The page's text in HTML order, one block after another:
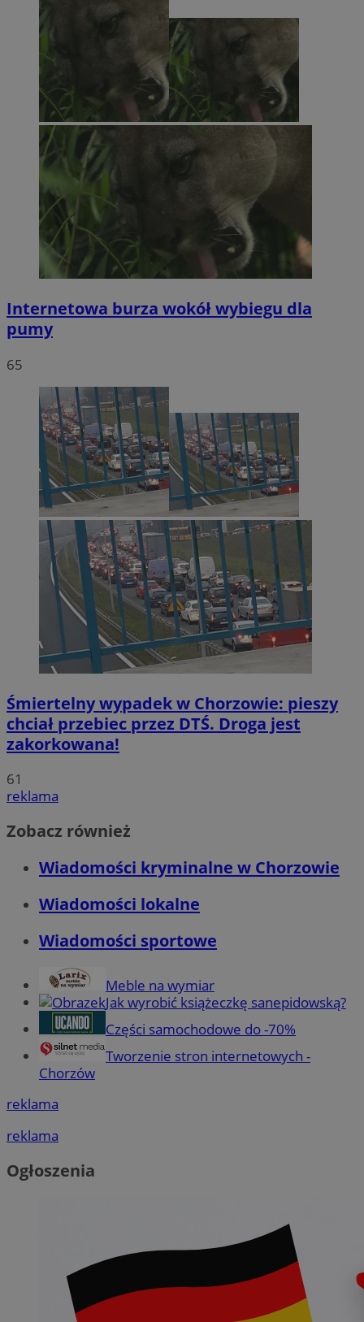
Internetowa burza wokół wybiegu dla
pumy
65
Śmiertelny wypadek w Chorzowie: pieszy
chciał przebiec przez DTŚ. Droga jest
zakorkowana!
61
reklama
Zobacz również
Wiadomości kryminalne w Chorzowie
Wiadomości lokalne
Wiadomości sportowe
Meble na wymiar
Jak wyrobić książeczkę sanepidowską?
Części samochodowe do -70%
Tworzenie stron internetowych -
Chorzów
reklama
reklama
Ogłoszenia